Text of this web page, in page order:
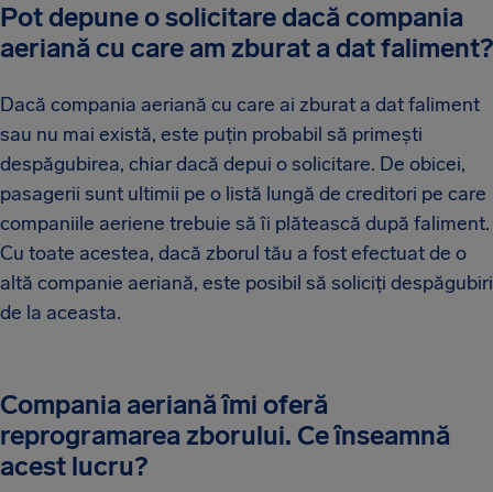
Pot depune o solicitare dacă compania
aeriană cu care am zburat a dat faliment?
Dacă compania aeriană cu care ai zburat a dat faliment
sau nu mai există, este puțin probabil să primești
despăgubirea, chiar dacă depui o solicitare. De obicei,
pasagerii sunt ultimii pe o listă lungă de creditori pe care
companiile aeriene trebuie să îi plătească după faliment.
Cu toate acestea, dacă zborul tău a fost efectuat de o
altă companie aeriană, este posibil să soliciți despăgubiri
de la aceasta.
Compania aeriană îmi oferă
reprogramarea zborului. Ce înseamnă
acest lucru?